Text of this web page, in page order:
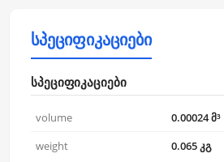
სპეციფიკაციები
სპეციფიკაციები
volume
0.00024 მ³
weight
0.065 კგ